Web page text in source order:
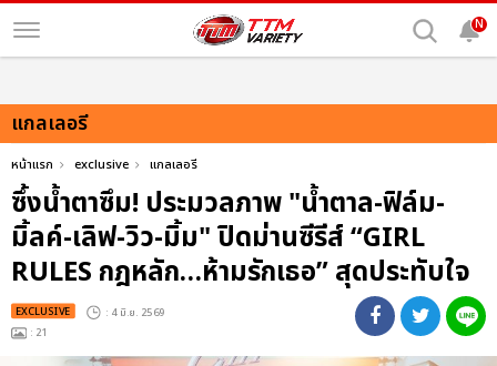
N
แกลเลอรี
หน้าแรก exclusive แกลเลอรี
ซึ้งน้ำตาซึม! ประมวลภาพ "น้ำตาล-ฟิล์ม-
มิ้ลค์-เลิฟ-วิว-มิ้ม" ปิดม่านซีรีส์ “GIRL
RULES กฎหลัก…ห้ามรักเธอ” สุดประทับใจ
EXCLUSIVE : 4 มิ.ย. 2569
: 21